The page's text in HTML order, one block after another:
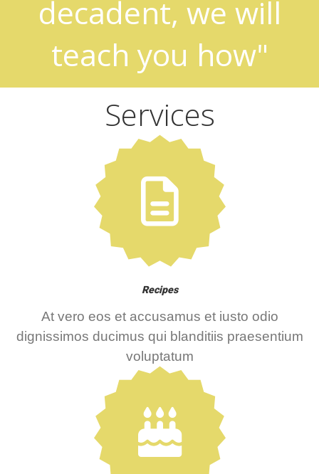
decadent, we will
teach you how"
Services
Recipes
At vero eos et accusamus et iusto odio
dignissimos ducimus qui blanditiis praesentium
voluptatum